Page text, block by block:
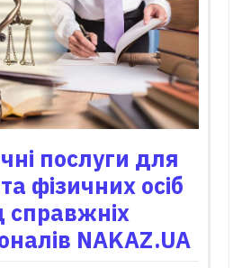
послуги для
фізичних осіб
справжніх
NAKAZ.UA